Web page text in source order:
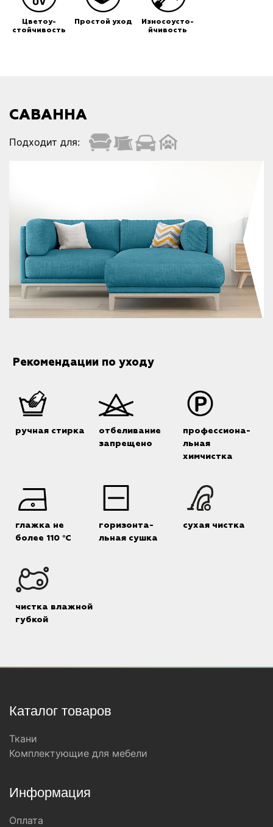
Цветоу-
стойчивость
Простой уход
Износоусто-
йчивость
САВАННА
Подходит для:
Рекомендации по уходу
ручная стирка
отбеливание
запрещено
профессиона-
льная
химчистка
глажка не
более 110 °C
горизонта-
льная сушка
сухая чистка
чистка влажной
губкой
Каталог товаров
Ткани
Комплектующие для мебели
Информация
Оплата